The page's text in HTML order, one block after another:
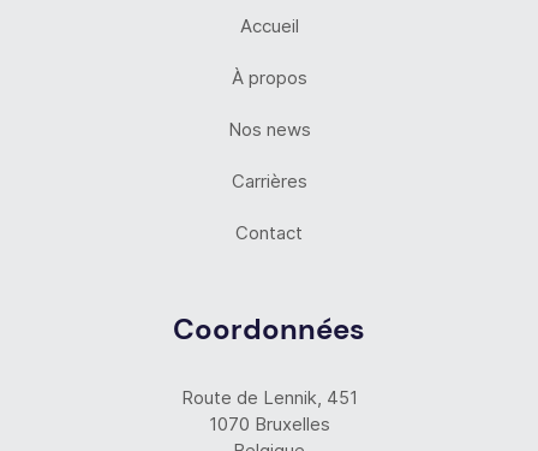
Accueil
À propos
Nos news
Carrières
Contact
Coordonnées
Route de Lennik, 451
1070 Bruxelles